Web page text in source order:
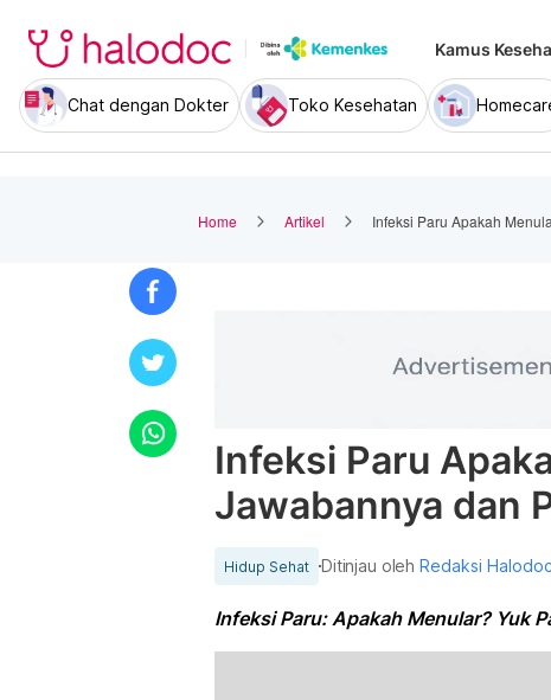
Kamus
Chat dengan Dokter Toko Kesehatan
Home Artikel Infeksi Paru Apakah
Infeksi Paru
Jawabannya dan
Hidup Sehat Ditinjau olehRedaksi Halodoc
Infeksi Paru: Apakah Menular? Yuk